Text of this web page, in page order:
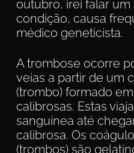
outubro, irei falar
condição, causa
médico geneticista.
A trombose ocorre
veias a partir de um
(trombo) formado
calibrosas. Estas
sanguínea até
calibrosa. Os
(trombos) são